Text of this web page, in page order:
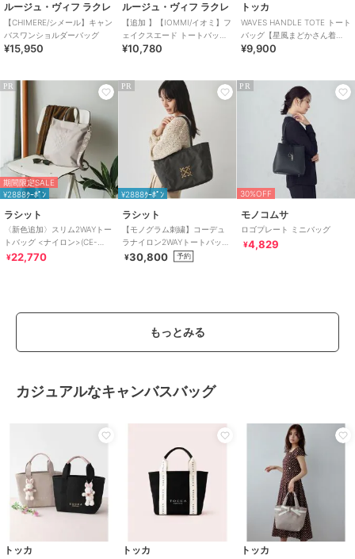
ルージュ・ヴィフ ラクレ
【CHIMERE/シメール】キャン
バスワンショルダーバッグ
¥15,950
ルージュ・ヴィフ ラクレ
【追加 】【IOMMI/イオミ】フ
ェイクスエード トートバッグ
巾着付き【予約】
¥10,780
トッカ
WAVES HANDLE TOTE トート
バッグ【星風まどかさん着
用・WEB＆一部店舗限定】
¥9,900
PR
期間限定SALE
¥2888ｸｰﾎﾟﾝ
ラシット
〈新色追加〉スリム2WAYトー
トバッグ <ナイロン>(CE-
1404-WEB)
¥22,770
PR
¥2888ｸｰﾎﾟﾝ
ラシット
【モノグラム刺繍】コーデュ
ラナイロン2WAYトートバッグ
(CE-1776)
¥30,800 予約
PR
30%OFF
モノコムサ
ロゴプレート ミニバッグ
¥4,829
もっとみる
カジュアルなキャンバスバッグ
トッカ トッカ トッカ